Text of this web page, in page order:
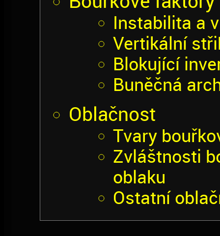
Instabilita a
Vertikální
Blokující
Buněčná
Oblačnost
Tvary
Zvláštnosti
oblaku
Ostatní